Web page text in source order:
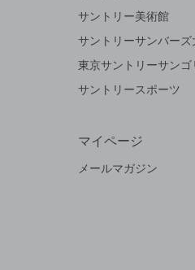
サントリー美術館
サントリーサンバーズ
東京サントリーサンゴ
サントリースポーツ
マイページ
メールマガジン